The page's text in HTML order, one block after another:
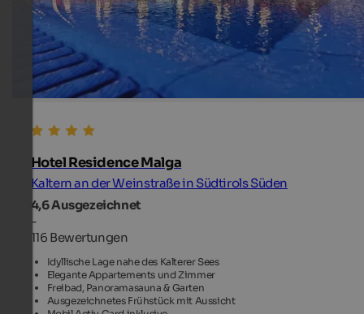
Hotel Residence Malga
Kaltern an der Weinstraße in Südtirols Süden
4,6Ausgezeichnet
-
116 Bewertungen
Idyllische Lage nahe des Kalterer Sees
Elegante Appartements und Zimmer
Freibad, Panoramasauna & Garten
Ausgezeichnetes Frühstück mit Aussicht